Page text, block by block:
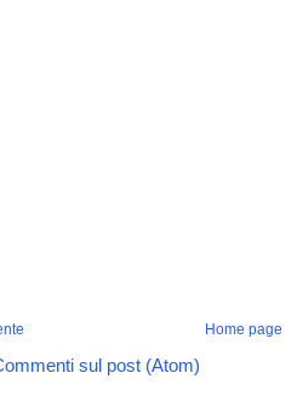
Home page
sul post (Atom)